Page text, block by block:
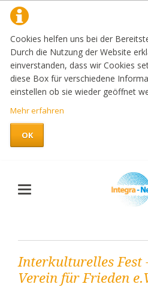
Cookies helfen uns bei der
Durch die Nutzung der Website
einverstanden, dass wir Cookies
diese Box für verschiedene
einstellen ob sie wieder geöffnet
Mehr erfahren
OK
Interkulturelles Fest
Verein für Frieden